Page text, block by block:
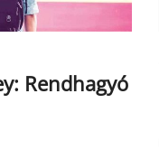
Rendhagyó